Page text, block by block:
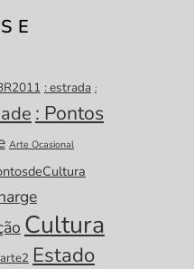
E
: estrada :
: Pontos
Arte Ocasional
Cultura
Estado